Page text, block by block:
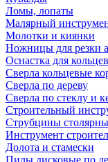
Ломы, лопаты
Малярный
Молотки и киянки
Ножницы для резки
Оснастка для
Сверла кольцевые
Сверла по дереву
Сверла по стеклу и
Строительный
Струбцины
Инструмент
Долота и стамески
Пилы дисковые по